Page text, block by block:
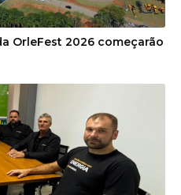
OrleFest 2026 começarão